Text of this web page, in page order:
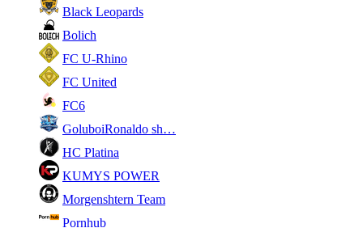
Black Leopards
Bolich
FC U-Rhino
FC United
FC6
GoluboiRonaldo sh…
HC Platina
KUMYS POWER
Morgenshtern Team
Pornhub